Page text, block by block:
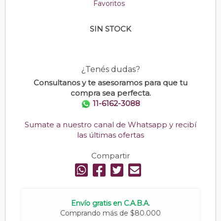
Favoritos
SIN STOCK
¿Tenés dudas?
Consultanos y te asesoramos para que tu
compra sea perfecta.
11-6162-3088
Sumate a nuestro canal de Whatsapp y recibí
las últimas ofertas
Compartir
Envío gratis en C.A.B.A.
Comprando más de $80.000